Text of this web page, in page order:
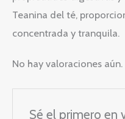
Teanina del té,
concentrada y tranquila.
No hay valoraciones aún.
Sé el primero en